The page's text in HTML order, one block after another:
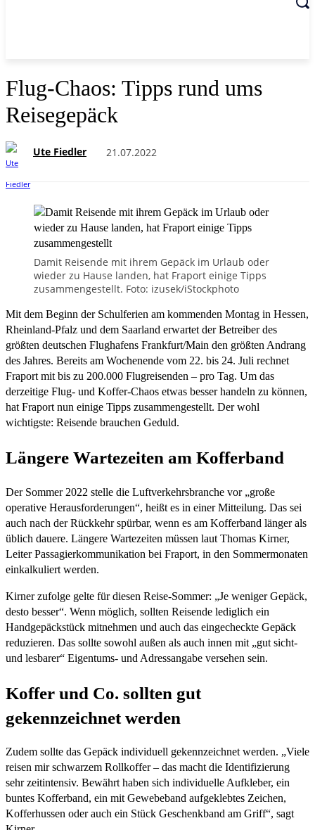
Flug-Chaos: Tipps rund ums
Reisegepäck
Ute Fiedler 21.07.2022
Damit Reisende mit ihrem Gepäck im Urlaub oder
wieder zu Hause landen, hat Fraport einige Tipps
zusammengestellt. Foto: izusek/iStockphoto
Mit dem Beginn der Schulferien am kommenden Montag in Hessen,
Rheinland-Pfalz und dem Saarland erwartet der Betreiber des
größten deutschen Flughafens Frankfurt/Main den größten Andrang
des Jahres. Bereits am Wochenende vom 22. bis 24. Juli rechnet
Fraport mit bis zu 200.000 Flugreisenden – pro Tag. Um das
derzeitige Flug- und Koffer-Chaos etwas besser handeln zu können,
hat Fraport nun einige Tipps zusammengestellt. Der wohl
wichtigste: Reisende brauchen Geduld.
Längere Wartezeiten am Kofferband
Der Sommer 2022 stelle die Luftverkehrsbranche vor „große
operative Herausforderungen“, heißt es in einer Mitteilung. Das sei
auch nach der Rückkehr spürbar, wenn es am Kofferband länger als
üblich dauere. Längere Wartezeiten müssen laut Thomas Kirner,
Leiter Passagierkommunikation bei Fraport, in den Sommermonaten
einkalkuliert werden.
Kirner zufolge gelte für diesen Reise-Sommer: „Je weniger Gepäck,
desto besser“. Wenn möglich, sollten Reisende lediglich ein
Handgepäckstück mitnehmen und auch das eingecheckte Gepäck
reduzieren. Das sollte sowohl außen als auch innen mit „gut sicht-
und lesbarer“ Eigentums- und Adressangabe versehen sein.
Koffer und Co. sollten gut
gekennzeichnet werden
Zudem sollte das Gepäck individuell gekennzeichnet werden. „Viele
reisen mir schwarzem Rollkoffer – das macht die Identifizierung
sehr zeitintensiv. Bewährt haben sich individuelle Aufkleber, ein
buntes Kofferband, ein mit Gewebeband aufgeklebtes Zeichen,
Kofferhussen oder auch ein Stück Geschenkband am Griff“, sagt